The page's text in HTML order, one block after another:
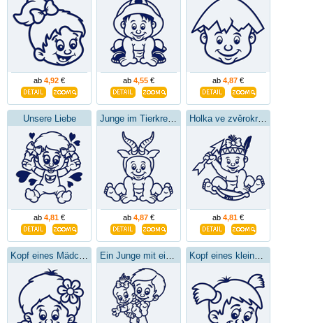
ab 4,92 € ab 4,55 € ab 4,87 €
Unsere Liebe
ab 4,81 € ab 4,87 € ab 4,81 €